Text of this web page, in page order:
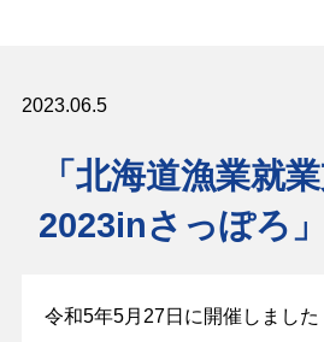
2023.06.5
「北海道漁業就
2023inさっぽろ
令和5年5月27日に開催しました